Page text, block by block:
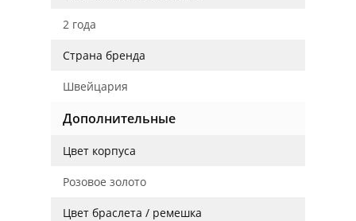
2 года
Страна бренда
Швейцария
Дополнительные
Цвет корпуса
Розовое золото
Цвет браслета / ремешка